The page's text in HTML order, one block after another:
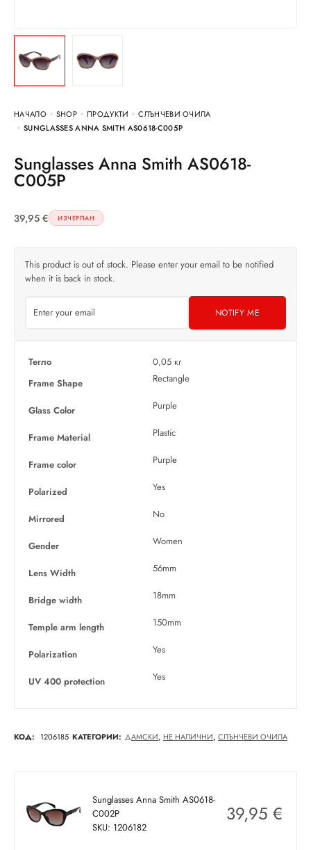
НАЧАЛО SHOP ПРОДУКТИ
СЛЪНЧЕВИ ОЧИЛА
SUNGLASSES ANNA SMITH AS0618-C005P
Sunglasses Anna Smith AS0618-
C005P
39,95 € ИЗЧЕРПАН
This product is out of stock. Please enter your email to be notified
when it is back in stock.
NOTIFY ME
Тегло
0,05 кг
Frame Shape
Rectangle
Glass Color Purple
Frame Material Plastic
Frame color Purple
Polarized Yes
Mirrored No
Gender Women
Lens Width 56mm
Bridge width 18mm
Temple arm length 150mm
Polarization Yes
UV 400 protection Yes
КОД: 1206185 КАТЕГОРИИ: ДАМСКИ, НЕ НАЛИЧНИ, СЛЪНЧЕВИ ОЧИЛА
Sunglasses Anna Smith AS0618-
C002P
SKU: 1206182
39,95 €